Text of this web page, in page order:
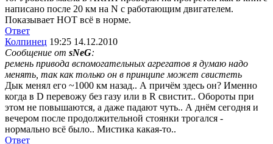
написано после 20 км на N с работающим двигателем.
Показывает HOT всё в норме.
Ответ
Колпинец 19:25 14.12.2010
Сообщение от sNeG:
ремень привода вспомогательных агрегатов я думаю надо
менять, так как только он в принципе может свистеть
Дык менял его ~1000 км назад.. А причём здесь он? Именно
когда в D перевожу без газу или в R свистит.. Обороты при
этом не повышаются, а даже падают чуть.. А днём сегодня и
вечером после продолжительной стоянки трогался -
нормально всё было.. Мистика какая-то..
Ответ